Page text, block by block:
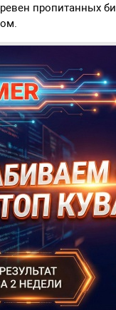
пропитанных